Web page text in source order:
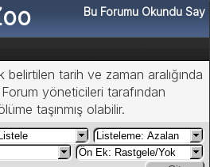
Bu Forumu Okundu Say
belirtilen tarih ve zaman aralığında
yöneticileri tarafından
taşınmış olabilir.